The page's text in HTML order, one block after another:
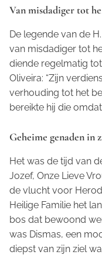
Van misdadiger tot
De legende van de
van misdadiger tot
diende regelmatig
Oliveira: “Zijn
verhouding tot het
bereikte hij die
Geheime genaden in
Het was de tijd van
Jozef, Onze Lieve
de vlucht voor
Heilige Familie het
bos dat bewoond
was Dismas, een
diepst van zijn ziel